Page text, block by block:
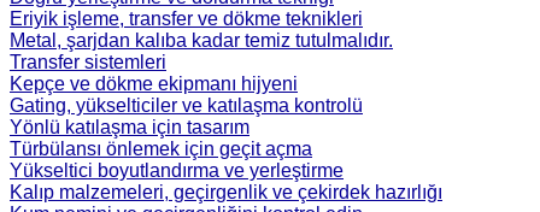
Eriyik işleme, transfer ve dökme teknikleri
Metal, şarjdan kalıba kadar temiz tutulmalıdır.
Transfer sistemleri
Kepçe ve dökme ekipmanı hijyeni
Gating, yükselticiler ve katılaşma kontrolü
Yönlü katılaşma için tasarım
Türbülansı önlemek için geçit açma
Yükseltici boyutlandırma ve yerleştirme
Kalıp malzemeleri, geçirgenlik ve çekirdek hazırlığı